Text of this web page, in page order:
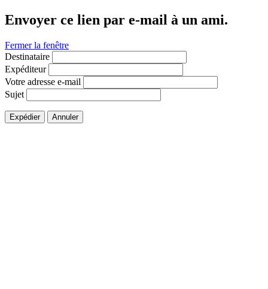
Envoyer ce lien par e-mail à un ami.
Fermer la fenêtre
Destinataire
Expéditeur
Votre adresse e-mail
Sujet
Expédier Annuler